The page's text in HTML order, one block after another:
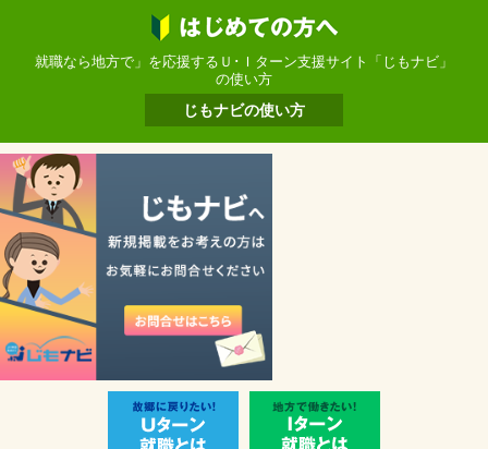
就職なら地方で」を応援するＵ･Ｉターン支援サイト「じもナビ」
の使い方
じもナビの使い方